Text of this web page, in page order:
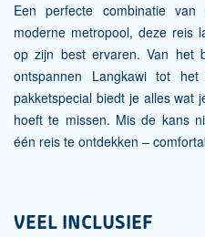
Een perfecte combinatie
moderne metropool, deze reis
op zijn best ervaren. Van het
ontspannen Langkawi tot het
pakketspecial biedt je alles wat
hoeft te missen. Mis de kans
één reis te ontdekken –
VEEL INCLUSIEF